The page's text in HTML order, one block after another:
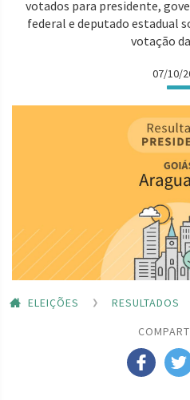
votados para presidente,
federal e deputado estadual
votação
07/10/
ELEIÇÕES RESULTADOS